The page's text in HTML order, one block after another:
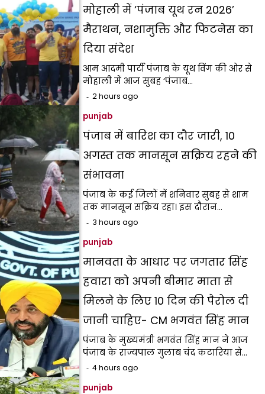
मोहाली में ‘पंजाब यूथ रन 2026’
मैराथन, नशामुक्ति और फिटनेस का
दिया संदेश
आम आदमी पार्टी पंजाब के यूथ विंग की ओर से
मोहाली में आज सुबह ‘पंजाब…
2 hours ago
punjab
पंजाब में बारिश का दौर जारी, 10
अगस्त तक मानसून सक्रिय रहने की
संभावना
पंजाब के कई जिलों में शनिवार सुबह से शाम
तक मानसून सक्रिय रहा। इस दौरान…
3 hours ago
punjab
मानवता के आधार पर जगतार सिंह
हवारा को अपनी बीमार माता से
मिलने के लिए 10 दिन की पैरोल दी
जानी चाहिए- CM भगवंत सिंह मान
पंजाब के मुख्यमंत्री भगवंत सिंह मान ने आज
पंजाब के राज्यपाल गुलाब चंद कटारिया से…
4 hours ago
punjab